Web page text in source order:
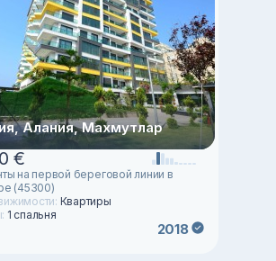
Алания, Махмутлар
€
на первой береговой линии в
(45300)
Квартиры
1 спальня
2018